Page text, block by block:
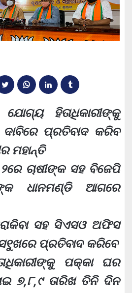
ଯୋଗ୍ୟ ହିତାଧିକାରୀଙ୍କୁ
ପ୍ରତିବାଦ କରିବ
ମହାନ୍ତି
ଚାଷୀଙ୍କ ସହ ବିଜେପି
ଧାନମଣ୍ଡି ଆଗରେ
ରୋକିବା ସହ ସିଏସଓ ଅଫିସ
ସ୧ୁଖରେ ପ୍ରତିବାଦ କରିବେ
ପକ୍କା ଘର
୭,୮,୯ ତାରିଖ ତିନି ଦିନ